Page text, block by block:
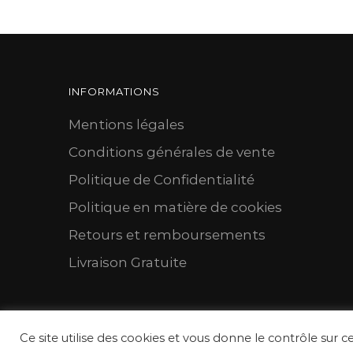
INFORMATIONS
Mentions légales
Conditions générales de vente
Politique de Confidentialité
Politique en matière de cookies
Retours et remboursements
Livraison Gratuite
Ce site utilise des cookies et vous donne le contrôle sur